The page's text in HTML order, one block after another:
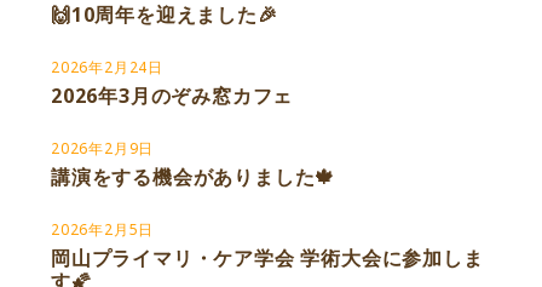
🙌10周年を迎えました🎉
2026年2月24日
2026年3月のぞみ窓カフェ
2026年2月9日
講演をする機会がありました🍁
2026年2月5日
岡山プライマリ・ケア学会 学術大会に参加しま
す🌠